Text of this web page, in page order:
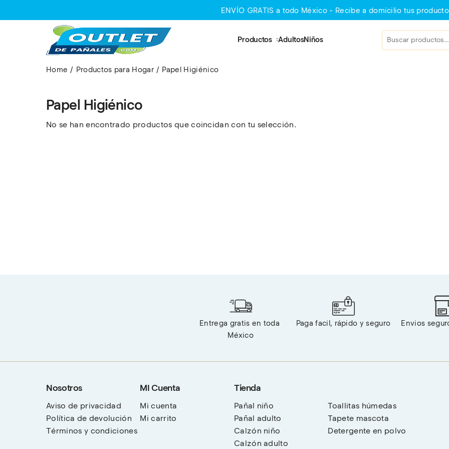
ENVÍO GRATIS a todo México - Recibe a domicilio tus
Productos AdultosNiños
Home Productos para Hogar Papel Higiénico
Papel Higiénico
No se han encontrado productos que coincidan con tu selección.
Entrega gratis en toda
México
Paga facil, rápido y seguro Envios
Nosotros
Aviso de privacidad
Política de devolución
Términos y condiciones
MI Cuenta
Mi cuenta
Mi carrito
Tienda
Pañal niño
Pañal adulto
Calzón niño
Calzón adulto
Toallitas húmedas
Tapete mascota
Detergente en polvo